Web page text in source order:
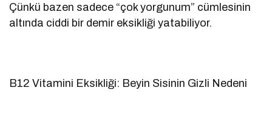
Çünkü bazen sadece “çok yorgunum” cümlesinin
altında ciddi bir demir eksikliği yatabiliyor.
B12 Vitamini Eksikliği: Beyin Sisinin Gizli Nedeni